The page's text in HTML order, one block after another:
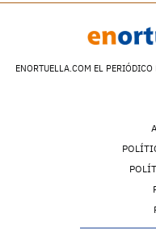
ENORTUELLA.COM EL